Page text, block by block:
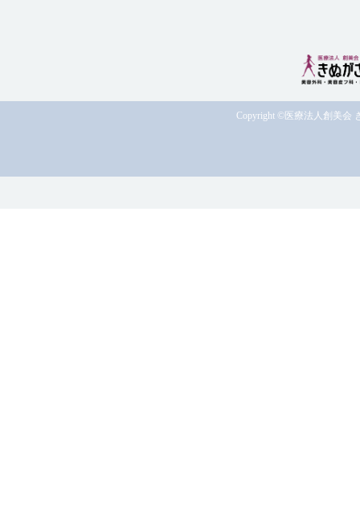
Copyright ©医療法人創美会